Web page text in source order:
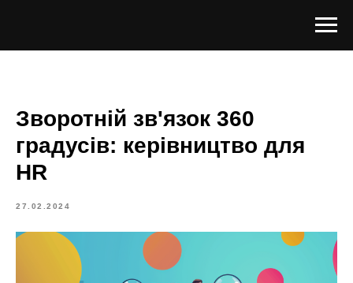
Зворотній зв'язок 360
градусів: керівництво для
HR
27.02.2024